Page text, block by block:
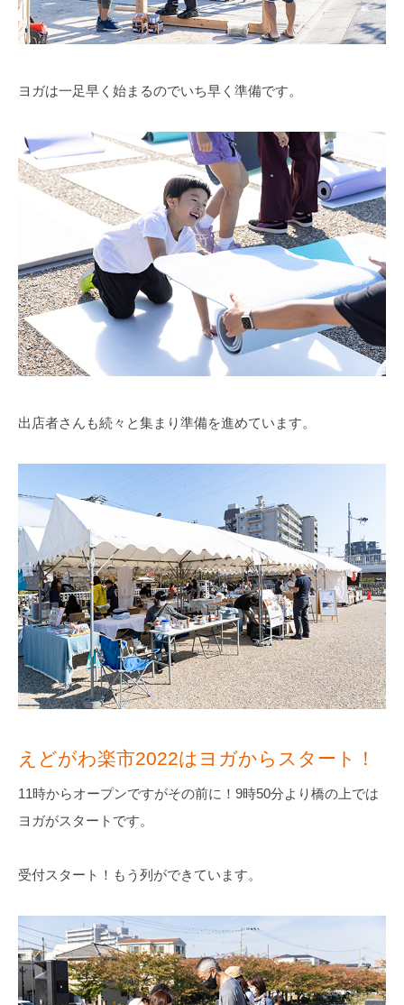
ヨガは一足早く始まるのでいち早く準備です。
出店者さんも続々と集まり準備を進めています。
えどがわ楽市2022はヨガからスタート！
11時からオープンですがその前に！9時50分より橋の上では
ヨガがスタートです。
受付スタート！もう列ができています。